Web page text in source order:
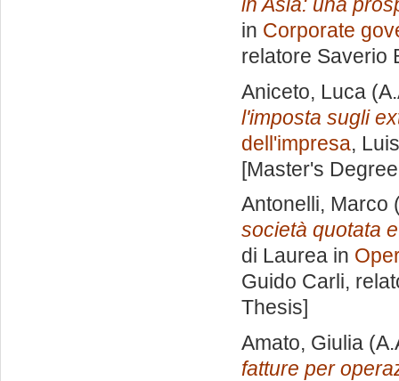
in Asia: una
in Corporate
relatore Saverio
Aniceto, Luca
l'imposta sugli
dell'impresa,
[Master's
Antonelli, Marco
società quotata
di Laurea in
Guido Carli,
Thesis]
Amato, Giulia
fatture per